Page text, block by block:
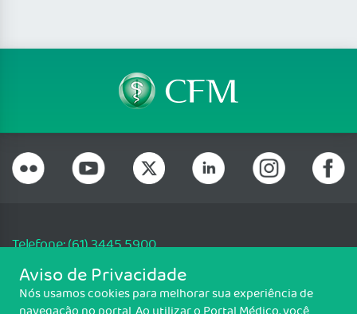
Telefone: (61) 3445 5900
Email: cfm@portalmedico.org.br
SGAS 616, Conjunto D, Lote 115, L2 Sul, Brasília/DF - CEP: 70200-760 -
CNPJ: 33.583.550/0001-30
Aviso de Privacidade
Nós usamos cookies para melhorar sua experiência de